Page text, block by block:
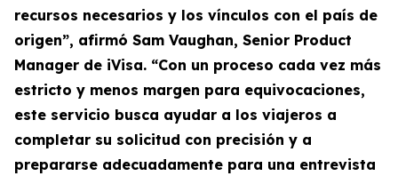
recursos necesarios y los vínculos con el país de
origen”, afirmó Sam Vaughan, Senior Product
Manager de iVisa. “Con un proceso cada vez más
estricto y menos margen para equivocaciones,
este servicio busca ayudar a los viajeros a
completar su solicitud con precisión y a
prepararse adecuadamente para una entrevista